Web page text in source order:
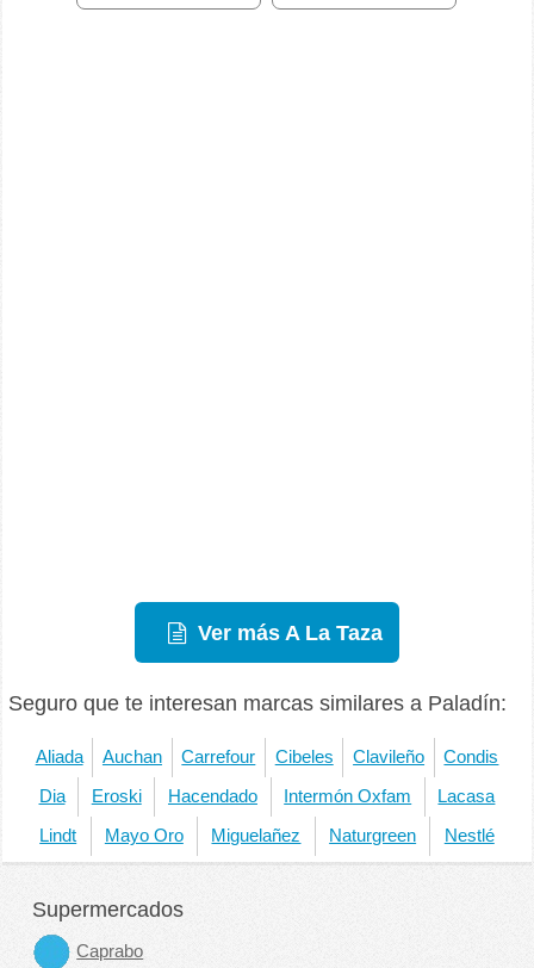
Ver más A La Taza
Seguro que te interesan marcas similares a Paladín:
Aliada Auchan Carrefour Cibeles Clavileño Condis
Dia Eroski Hacendado Intermón Oxfam Lacasa
Lindt Mayo Oro Miguelañez Naturgreen Nestlé
Supermercados
Caprabo